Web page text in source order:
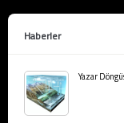
Haberler
Yazar